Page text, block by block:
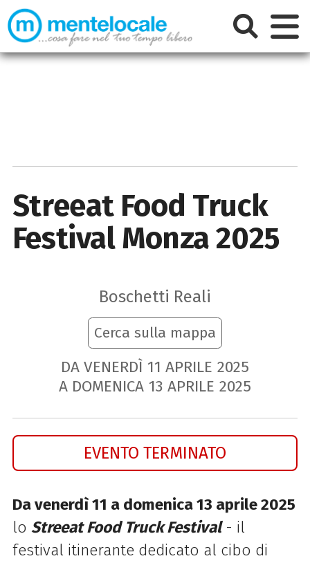
Streeat Food Truck
Festival Monza 2025
Boschetti Reali
Cerca sulla mappa
DA VENERDÌ 11 APRILE 2025
A DOMENICA 13 APRILE 2025
EVENTO TERMINATO
Da venerdì 11 a domenica 13 aprile 2025
lo Streeat Food Truck Festival- il
festival itinerante dedicato al cibo di